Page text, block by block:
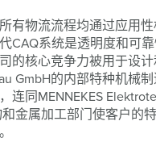
有物流流程均通过应用性
CAQ系统是透明度和可
的核心竞争力被用于设
GmbH的内部特种机械
连同MENNEKES
和金属加工部门使客户的